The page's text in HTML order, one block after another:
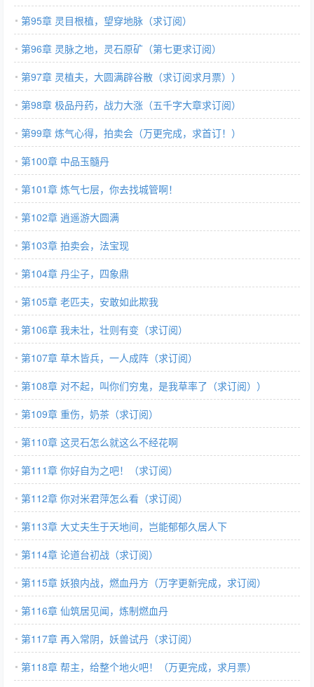
第95章 灵目根植，望穿地脉（求订阅）
第96章 灵脉之地，灵石原矿（第七更求订阅）
第97章 灵植夫，大圆满辟谷散（求订阅求月票））
第98章 极品丹药，战力大涨（五千字大章求订阅）
第99章 炼气心得，拍卖会（万更完成，求首订！）
第100章 中品玉髓丹
第101章 炼气七层，你去找城管啊！
第102章 逍遥游大圆满
第103章 拍卖会，法宝现
第104章 丹尘子，四象鼎
第105章 老匹夫，安敢如此欺我
第106章 我未壮，壮则有变（求订阅）
第107章 草木皆兵，一人成阵（求订阅）
第108章 对不起，叫你们穷鬼，是我草率了（求订阅））
第109章 重伤，奶茶（求订阅）
第110章 这灵石怎么就这么不经花啊
第111章 你好自为之吧！（求订阅）
第112章 你对米君萍怎么看（求订阅）
第113章 大丈夫生于天地间，岂能郁郁久居人下
第114章 论道台初战（求订阅）
第115章 妖狼内战，燃血丹方（万字更新完成，求订阅）
第116章 仙筑居见闻，炼制燃血丹
第117章 再入常阴，妖兽试丹（求订阅）
第118章 帮主，给整个地火吧！（万更完成，求月票）